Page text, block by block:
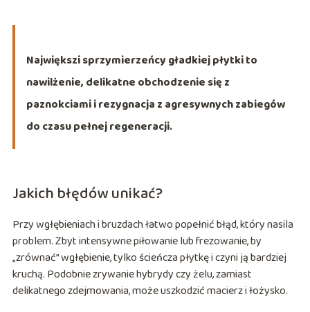
Największi sprzymierzeńcy gładkiej płytki to
nawilżenie, delikatne obchodzenie się z
paznokciami i rezygnacja z agresywnych zabiegów
do czasu pełnej regeneracji.
Jakich błędów unikać?
Przy wgłębieniach i bruzdach łatwo popełnić błąd, który nasila
problem. Zbyt intensywne piłowanie lub frezowanie, by
„zrównać” wgłębienie, tylko ścieńcza płytkę i czyni ją bardziej
kruchą. Podobnie zrywanie hybrydy czy żelu, zamiast
delikatnego zdejmowania, może uszkodzić macierz i łożysko.